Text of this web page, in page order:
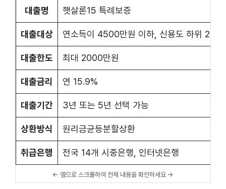
대출명 햇살론15 특례보증
대출대상 연소득이 4500만원 이하, 신용도 하위 20%
대출한도 최대 2000만원
대출금리 연 15.9%
대출기간 3년 또는 5년 선택 가능
상환방식 원리금균등분할상환
취급은행 전국 14개 시중은행, 인터넷은행